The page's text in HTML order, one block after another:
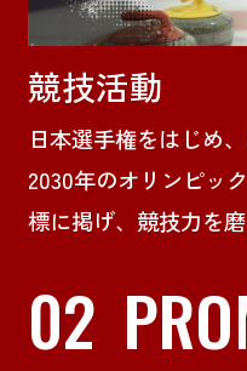
競技活動
日本選手権をはじめ
2030年のオリンピッ
標に掲げ、競技力を磨
02